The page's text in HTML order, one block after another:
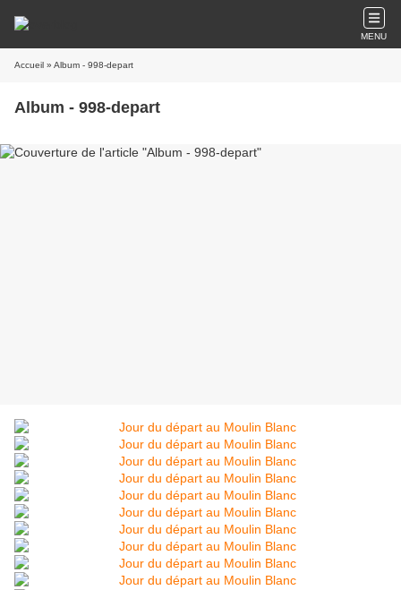
MENU
Accueil » Album - 998-depart
Album - 998-depart